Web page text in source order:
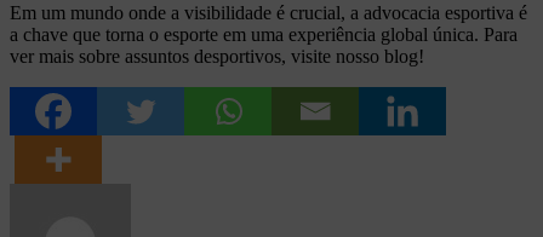
Em um mundo onde a visibilidade é crucial, a advocacia esportiva é
a chave que torna o esporte em uma experiência global única. Para
ver mais sobre assuntos desportivos, visite nosso blog!